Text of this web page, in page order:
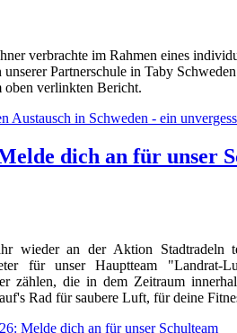
verbrachte im Rahmen eines
Partnerschule in Taby
oben verlinkten Bericht.
Austausch in Schweden - ein
dich an für unser
wieder an der Aktion Stadtradeln
für unser Hauptteam
zählen, die in dem Zeitraum
Rad für saubere Luft, für deine
Melde dich an für unser Schulteam